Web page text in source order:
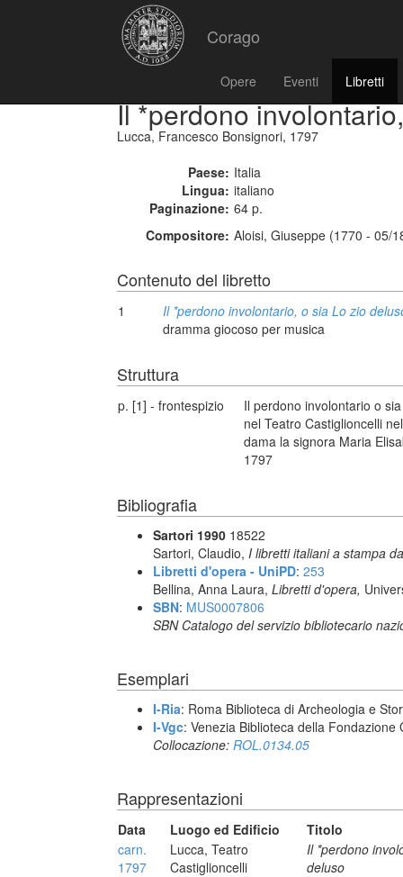
Corago
Opere Eventi Libretti
Il *perdono
Lucca, Francesco Bonsignori, 1797
Paese: Italia
Lingua: italiano
Paginazione: 64 p.
Compositore: Aloisi, Giuseppe (1770 - 05/
Contenuto del libretto
1
Il *perdono involontario, o sia Lo zio
dramma giocoso per musica
Struttura
p. [1] - frontespizio
Il perdono involontario o
nel Teatro Castiglioncelli
dama la signora Maria
1797
Bibliografia
Sartori 1990 18522
Sartori, Claudio, I libretti italiani a stampa
Libretti d'opera - UniPD: 253
Bellina, Anna Laura, Libretti d'opera,
SBN: MUS0007806
SBN Catalogo del servizio bibliotecario
Esemplari
I-Ria: Roma Biblioteca di Archeologia e
I-Vgc: Venezia Biblioteca della Fondazione
Collocazione: ROL.0134.05
Rappresentazioni
Data Luogo ed Edificio
Titolo
carn.
1797
Lucca, Teatro
Castiglioncelli
Il *perdono
deluso